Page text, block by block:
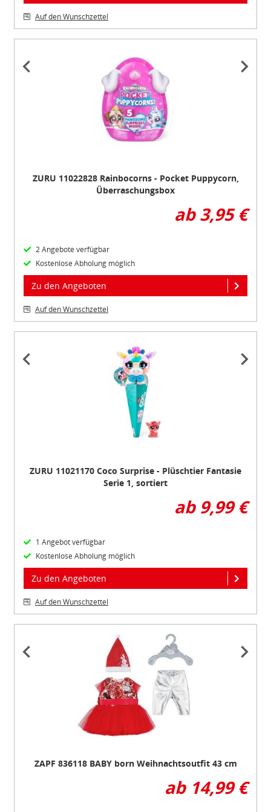
Auf den Wunschzettel
ZURU 11022828 Rainbocorns - Pocket Puppycorn,
Überraschungsbox
ab 3,95 €
2 Angebote verfügbar
Kostenlose Abholung möglich
Zu den Angeboten
Auf den Wunschzettel
ZURU 11021170 Coco Surprise - Plüschtier Fantasie
Serie 1, sortiert
ab 9,99 €
1 Angebot verfügbar
Kostenlose Abholung möglich
Zu den Angeboten
Auf den Wunschzettel
ZAPF 836118 BABY born Weihnachtsoutfit 43 cm
ab 14,99 €